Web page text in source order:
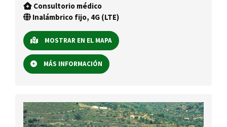
Consultorio médico
Inalámbrico fijo, 4G (LTE)
MOSTRAR EN EL MAPA
MÁS INFORMACIÓN